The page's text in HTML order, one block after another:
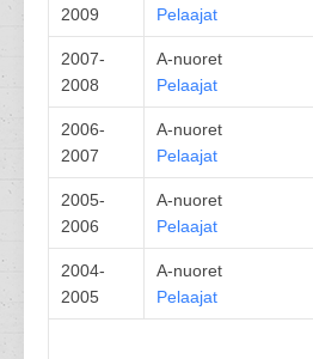
2009
Pelaajat
2007-
2008
A-nuoret
Pelaajat
2006-
2007
A-nuoret
Pelaajat
2005-
2006
A-nuoret
Pelaajat
2004-
2005
A-nuoret
Pelaajat